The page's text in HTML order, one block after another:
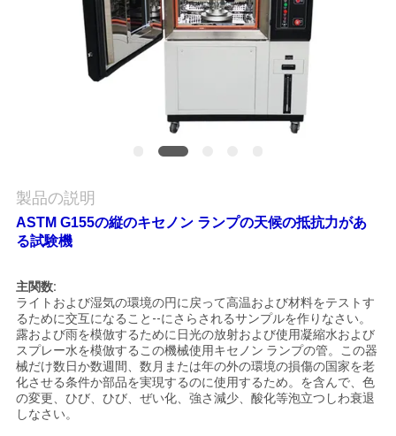
達
に
連
絡
し
な
さ
製品の説明
ASTM G155の縦のキセノン ランプの天候の抵抗力があ
る試験機
主関数:
ライトおよび湿気の環境の円に戻って高温および材料をテストす
るために交互になること--にさらされるサンプルを作りなさい。
露および雨を模倣するために日光の放射および使用凝縮水および
スプレー水を模倣するこの機械使用キセノン ランプの管。この器
械だけ数日か数週間、数月または年の外の環境の損傷の国家を老
化させる条件か部品を実現するのに使用するため。を含んで、色
の変更、ひび、ひび、ぜい化、強さ減少、酸化等泡立つしわ衰退
しなさい。